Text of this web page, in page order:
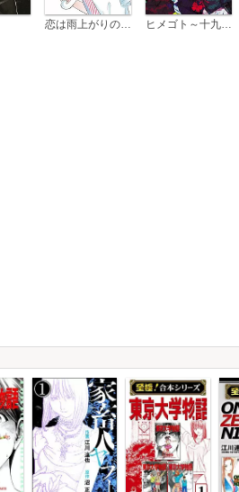
恋は雨上がりのように ヒメゴト～十九歳の制服～